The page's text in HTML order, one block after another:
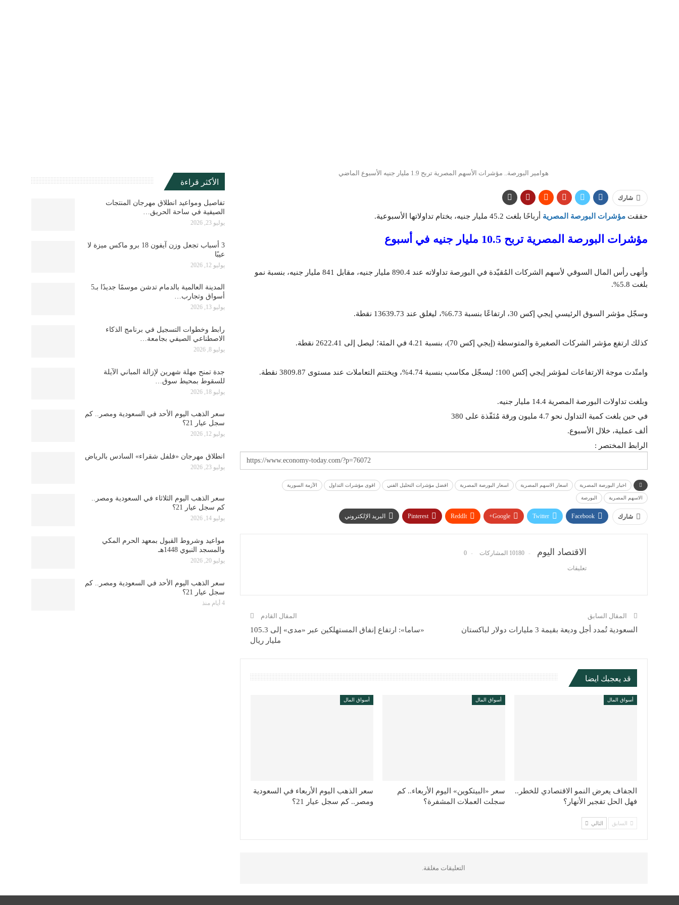
هوامير البورصة.. مؤشرات الأسهم المصرية تربح 1.9 مليار جنيه الأسبوع الماضي
شارك
حققت مؤشرات البورصة المصرية أرباحًا بلغت 45.2 مليار جنيه، بختام تداولاتها الأسبوعية.
مؤشرات البورصة المصرية تربح 10.5 مليار جنيه في أسبوع
وأنهى رأس المال السوقي لأسهم الشركات المُقيّدة في البورصة تداولاته عند 890.4 مليار جنيه، مقابل 841 مليار جنيه، بنسبة نمو
بلغت 5.8%.
وسجّل مؤشر السوق الرئيسي إيجي إكس 30، ارتفاعًا بنسبة 6.73%، ليغلق عند 13639.73 نقطة.
كذلك ارتفع مؤشر الشركات الصغيرة والمتوسطة (إيجي إكس 70)، بنسبة 4.21 في المئة؛ ليصل إلى 2622.41 نقطة.
وامتّدت موجة الارتفاعات لمؤشر إيجي إكس 100؛ ليسجّل مكاسب بنسبة 4.74%، ويختتم التعاملات عند مستوى 3809.87 نقطة.
وبلغت تداولات البورصة المصرية 14.4 مليار جنيه.
في حين بلغت كمية التداول نحو 4.7 مليون ورقة مُنَفّذة على 380
ألف عملية، خلال الأسبوع.
الرابط المختصر :
اخبار البورصة المصرية اسعار الاسهم المصرية اسعار البورصة المصرية افضل مؤشرات التحليل الفني اقوى مؤشرات التداول الأزمة السورية
الاسهم المصرية البورصة
شارك Facebook
Twitter
Google+
ReddIt
Pinterest البريد الإلكتروني
الاقتصاد اليوم 10180 المشاركات 0
تعليقات
المقال السابق
السعودية تُمدد أجل وديعة بقيمة 3 مليارات دولار لباكستان
المقال القادم
«ساما»: ارتفاع إنفاق المستهلكين عبر «مدى» إلى 105.3
مليار ريال
قد يعجبك ايضا
أسواق المال
الجفاف يعرض النمو الاقتصادي للخطر..
فهل الحل تفجير الأنهار؟
أسواق المال
سعر «البيتكوين» اليوم الأربعاء.. كم
سجلت العملات المشفرة؟
أسواق المال
سعر الذهب اليوم الأربعاء في السعودية
ومصر.. كم سجل عيار 21؟
السابق التالي
التعليقات مغلقة.
الأكثر قراءة
تفاصيل ومواعيد انطلاق مهرجان المنتجات
الصيفية في ساحة الحريق…
يوليو 23, 2026
3 أسباب تجعل وزن آيفون 18 برو ماكس ميزة لا
عيبًا
يوليو 12, 2026
المدينة العالمية بالدمام تدشن موسمًا جديدًا بـ5
أسواق وتجارب…
يوليو 13, 2026
رابط وخطوات التسجيل في برنامج الذكاء
الاصطناعي الصيفي بجامعة…
يوليو 8, 2026
جدة تمنح مهلة شهرين لإزالة المباني الآيلة
للسقوط بمحيط سوق…
يوليو 18, 2026
سعر الذهب اليوم الأحد في السعودية ومصر.. كم
سجل عيار 21؟
يوليو 12, 2026
انطلاق مهرجان «فلفل شقراء» السادس بالرياض
يوليو 23, 2026
سعر الذهب اليوم الثلاثاء في السعودية ومصر..
كم سجل عيار 21؟
يوليو 14, 2026
مواعيد وشروط القبول بمعهد الحرم المكي
والمسجد النبوي 1448هـ
يوليو 20, 2026
سعر الذهب اليوم الأحد في السعودية ومصر.. كم
سجل عيار 21؟
4 أيام منذ